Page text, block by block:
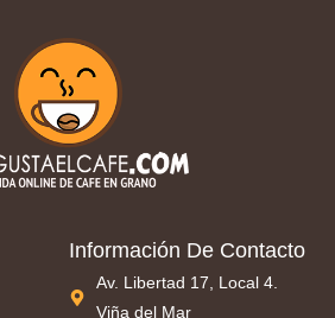
Información De Contacto
Av. Libertad 17, Local 4.
Viña del Mar